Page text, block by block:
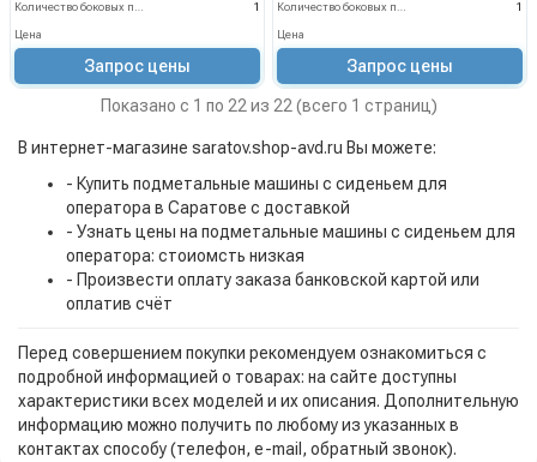
1
Цена
Запрос цены
1
Цена
Запрос цены
Показано с 1 по 22 из 22 (всего 1 страниц)
В интернет-магазине saratov.shop-avd.ru Вы можете:
- Купить подметальные машины с сиденьем для
оператора в Саратове с доставкой
- Узнать цены на подметальные машины с сиденьем для
оператора: стоиомсть низкая
- Произвести оплату заказа банковской картой или
оплатив счёт
Перед совершением покупки рекомендуем ознакомиться с
подробной информацией о товарах: на сайте доступны
характеристики всех моделей и их описания. Дополнительную
информацию можно получить по любому из указанных в
контактах способу (телефон, e-mail, обратный звонок).